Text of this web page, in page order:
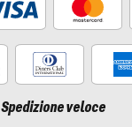
Spedizione veloce